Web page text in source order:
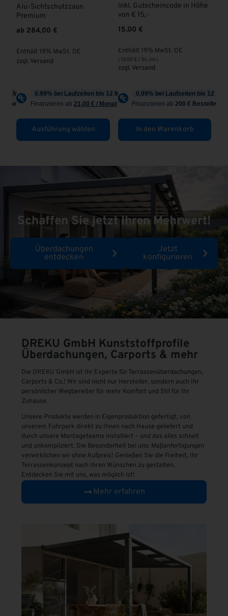
Alu-Sichtschutzzaun
Premium
ab 284,00 €
Enthält 19% MwSt. DE
zzgl. Versand
Ausführung wählen
inkl. Gutscheincode in Höhe
von € 15,-
15,00 €
Enthält 19% MwSt. DE
( 10,00 € / St, cm )
zzgl. Versand
In den Warenkorb
Schaffen Sie jetzt Ihren Mehrwert!
Überdachungen
entdecken
Jetzt
konfigurieren
DREKU GmbH Kunststoffprofile
Überdachungen, Carports & mehr
Die DREKU GmbH ist Ihr Experte für Terrassenüberdachungen,
Carports & Co.! Wir sind nicht nur Hersteller, sondern auch Ihr
persönlicher Wegbereiter für mehr Komfort und Stil für Ihr
Zuhause.
Unsere Produkte werden in Eigenproduktion gefertigt, von
unserem Fuhrpark direkt zu Ihnen nach Hause geliefert und
durch unsere Montageteams installiert – und das alles schnell
und unkompliziert. Die Besonderheit bei uns: Maßanfertigungen
verwirklichen wir ohne Aufpreis! Genießen Sie die Freiheit, Ihr
Terrassenkonzept nach Ihren Wünschen zu gestalten.
Entdecken Sie mit uns, was möglich ist!
Mehr erfahren